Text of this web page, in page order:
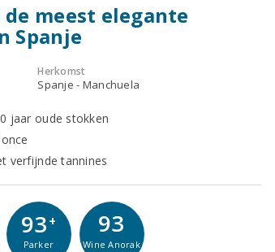
meest elegante
Spanje
Herkomst
Spanje - Manchuela
jaar oude stokken
verfijnde tannines
93+
Parker
93
Wine Anorak